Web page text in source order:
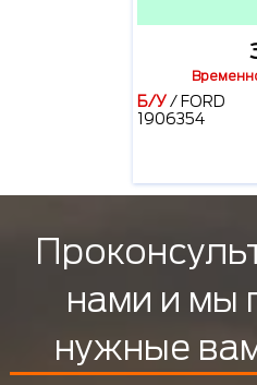
Б/У/ FORD
1906354
нами и мы
нужные